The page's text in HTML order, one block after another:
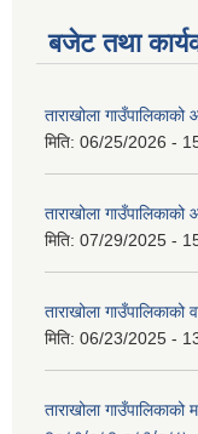
बजेट तथा
ताराखोला
मिति: 06/25/2026 -
ताराखोला
मिति: 07/29/2025 -
ताराखोला
मिति: 06/23/2025 -
ताराखोला